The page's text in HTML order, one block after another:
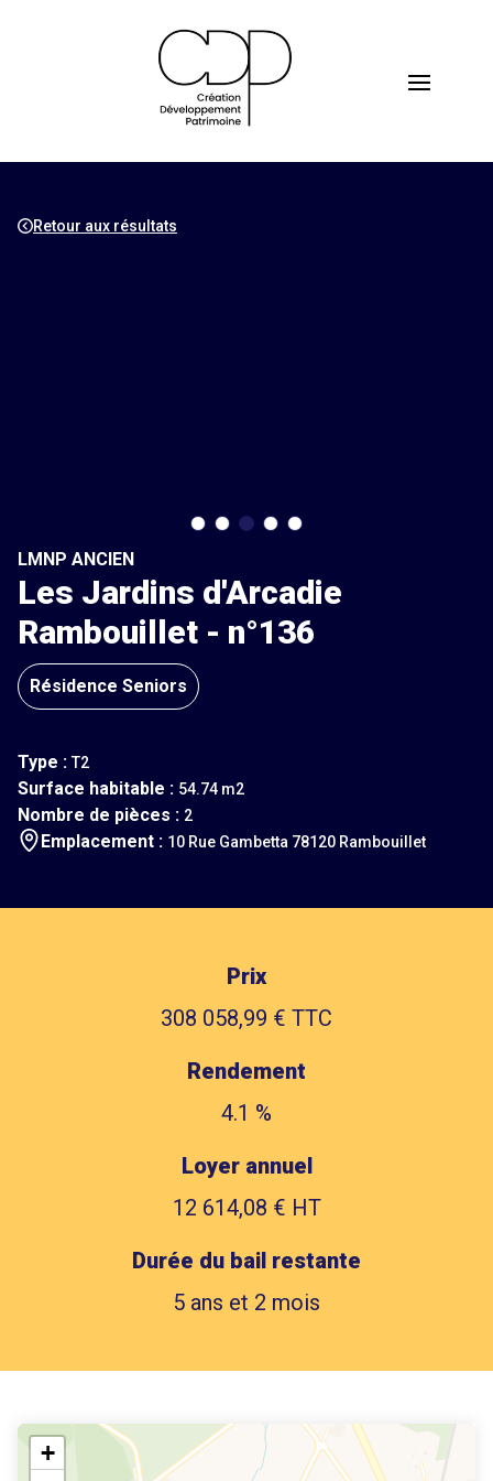
Retour aux résultats
LMNP ANCIEN
Les Jardins d'Arcadie
Rambouillet - n°136
Résidence Seniors
Type : T2
Surface habitable : 54.74 m2
Nombre de pièces : 2
Emplacement : 10 Rue Gambetta 78120 Rambouillet
Prix
308 058,99 € TTC
Rendement
4.1 %
Loyer annuel
12 614,08 € HT
Durée du bail restante
5 ans et 2 mois
+